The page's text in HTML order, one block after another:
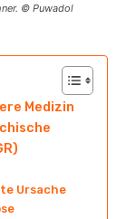
© Puwadol
Medizin
Ursache